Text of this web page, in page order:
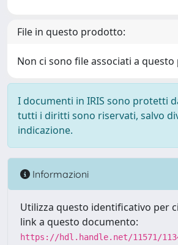
File in questo prodotto:
Non ci sono file associati a
I documenti in IRIS sono protetti
tutti i diritti sono riservati, salvo
indicazione.
Informazioni
Utilizza questo identificativo per
link a questo documento:
https://hdl.handle.net/11571/